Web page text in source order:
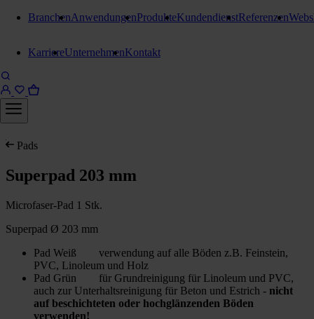
BranchenAnwendungenProdukteKundendienstReferenzen
KarriereUnternehmenKontakt
Pads
Superpad 203 mm
Microfaser-Pad 1 Stk.
Superpad Ø 203 mm
Pad Weiß verwendung auf alle Böden z.B. Feinstein,
PVC, Linoleum und Holz
Pad Grün für Grundreinigung für Linoleum und PVC,
auch zur Unterhaltsreinigung für Beton und Estrich - nicht
auf beschichteten oder hochglänzenden Böden
verwenden!